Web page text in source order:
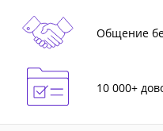
Общение
10 000+